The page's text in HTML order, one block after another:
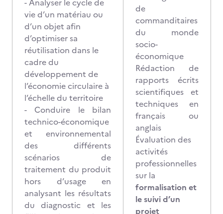
- Analyser le cycle de
vie d’un matériau ou
d’un objet afin
d’optimiser sa
réutilisation dans le
cadre du
développement de
l’économie circulaire à
l’échelle du territoire
- Conduire le bilan
technico-économique
et environnemental
des différents
scénarios de
traitement du produit
hors d’usage en
analysant les résultats
du diagnostic et les
de
commanditaires
du monde
socio-
économique
Rédaction de
rapports écrits
scientifiques et
techniques en
français ou
anglais
Évaluation des
activités
professionnelles
sur la
formalisation et
le suivi d’un
projet